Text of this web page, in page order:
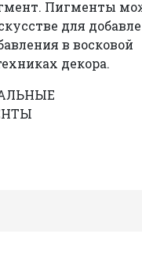
Пигменты
для
в восковой
декора.